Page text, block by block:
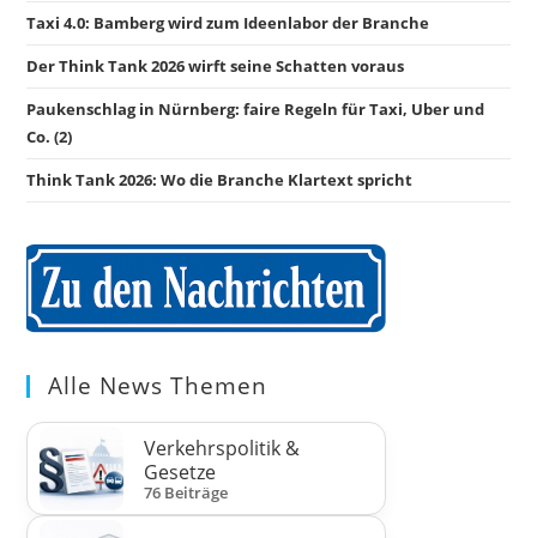
Taxi 4.0: Bamberg wird zum Ideenlabor der Branche
Der Think Tank 2026 wirft seine Schatten voraus
Paukenschlag in Nürnberg: faire Regeln für Taxi, Uber und
Co. (2)
Think Tank 2026: Wo die Branche Klartext spricht
Alle News Themen
Verkehrspolitik &
Gesetze
76 Beiträge